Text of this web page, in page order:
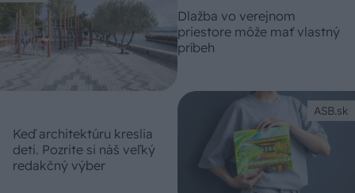
Dlažba vo verejnom
priestore môže mať vlastný
príbeh
ASB.sk
Keď architektúru kreslia
deti. Pozrite si náš veľký
redakčný výber